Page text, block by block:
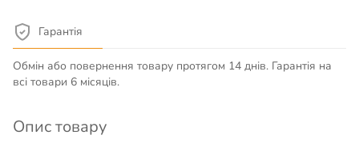
Гарантія
Обмін або повернення товару протягом 14 днів. Гарантія на
всі товари 6 місяців.
Опис товару